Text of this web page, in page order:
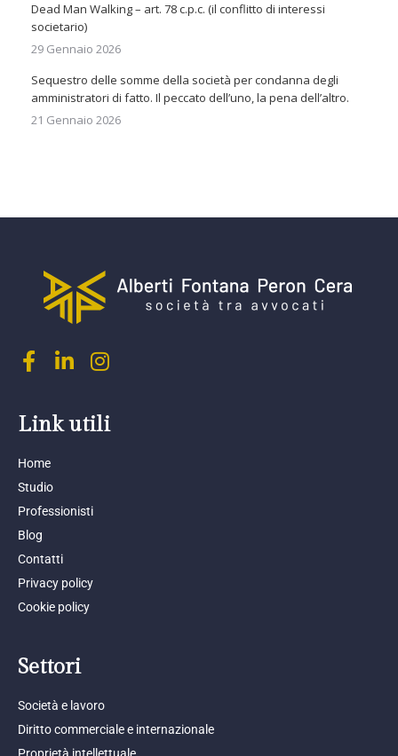
Dead Man Walking – art. 78 c.p.c. (il conflitto di interessi
societario)
29 Gennaio 2026
Sequestro delle somme della società per condanna degli
amministratori di fatto. Il peccato dell’uno, la pena dell’altro.
21 Gennaio 2026
Link utili
Home
Studio
Professionisti
Blog
Contatti
Privacy policy
Cookie policy
Settori
Società e lavoro
Diritto commerciale e internazionale